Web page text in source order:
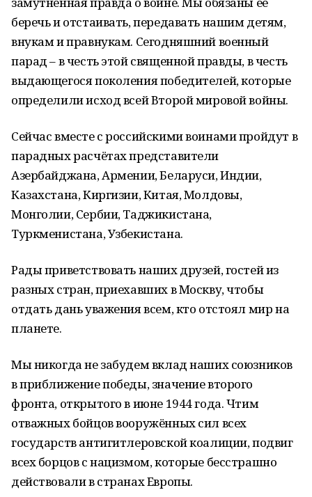
беречь и отстаивать, передавать нашим детям,
внукам и правнукам. Сегодняшний военный
парад – в честь этой священной правды, в честь
выдающегося поколения победителей, которые
определили исход всей Второй мировой войны.
Сейчас вместе с российскими воинами пройдут в
парадных расчётах представители
Азербайджана, Армении, Беларуси, Индии,
Казахстана, Киргизии, Китая, Молдовы,
Монголии, Сербии, Таджикистана,
Туркменистана, Узбекистана.
Рады приветствовать наших друзей, гостей из
разных стран, приехавших в Москву, чтобы
отдать дань уважения всем, кто отстоял мир на
планете.
Мы никогда не забудем вклад наших союзников
в приближение победы, значение второго
фронта, открытого в июне 1944 года. Чтим
отважных бойцов вооружённых сил всех
государств антигитлеровской коалиции, подвиг
всех борцов с нацизмом, которые бесстрашно
действовали в странах Европы.